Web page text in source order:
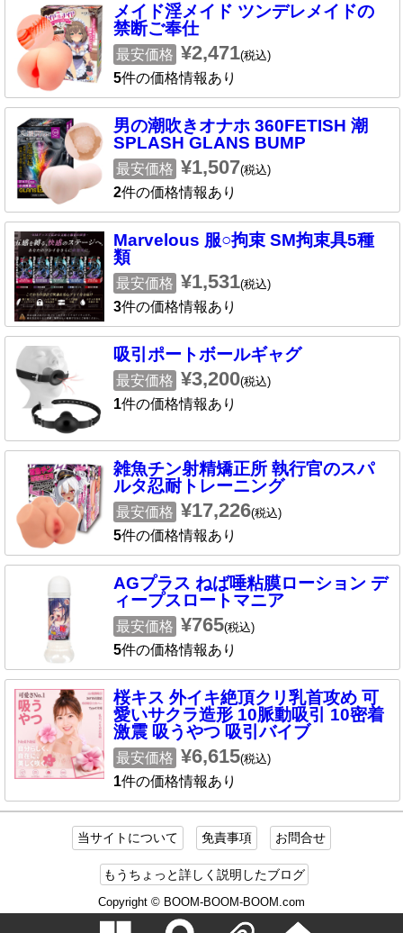
メイド淫メイド ツンデレメイドの
禁断ご奉仕
最安価格 ¥2,471(税込)
5件の価格情報あり
男の潮吹きオナホ 360FETISH 潮
SPLASH GLANS BUMP
最安価格 ¥1,507(税込)
2件の価格情報あり
Marvelous 服○拘束 SM拘束具5種
類
最安価格 ¥1,531(税込)
3件の価格情報あり
吸引ポートボールギャグ
最安価格 ¥3,200(税込)
1件の価格情報あり
雑魚チン射精矯正所 執行官のスパ
ルタ忍耐トレーニング
最安価格 ¥17,226(税込)
5件の価格情報あり
AGプラス ねば唾粘膜ローション デ
ィープスロートマニア
最安価格 ¥765(税込)
5件の価格情報あり
桜キス 外イキ絶頂クリ乳首攻め 可
愛いサクラ造形 10脈動吸引 10密着
激震 吸うやつ 吸引バイブ
最安価格 ¥6,615(税込)
1件の価格情報あり
当サイトについて 免責事項 お問合せ
もうちょっと詳しく説明したブログ
Copyright © BOOM-BOOM-BOOM.com